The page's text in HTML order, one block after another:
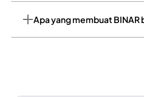
Apa yang membuat BINAR